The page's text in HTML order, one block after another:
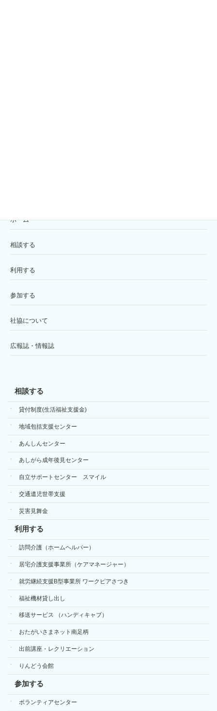
ホーム
相談する
利用する
参加する
社協について
広報誌・情報誌
相談する
貸付制度(生活福祉支援金)
地域包括支援センター
あんしんセンター
あしがら成年後見センター
自立サポートセンター スマイル
交通遺児世帯支援
災害見舞金
利用する
訪問介護（ホームヘルパー）
居宅介護支援事業所（ケアマネージャー）
就労継続支援B型事業所 ワークピアさつき
福祉機材貸し出し
移送サービス （ハンディキャブ）
おたがいさまネット南足柄
出前講座・レクリエーション
りんどう会館
参加する
ボランティアセンター